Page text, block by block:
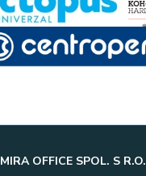
MIRA OFFICE SPOL. S R.O.